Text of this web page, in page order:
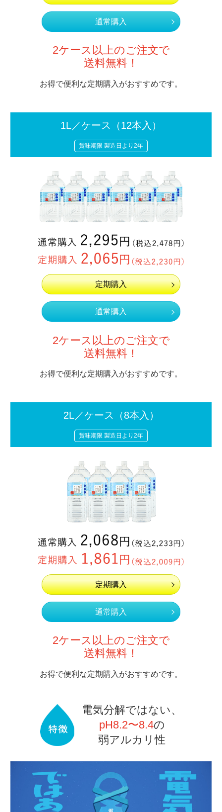
通常購入
2ケース以上のご注文で
送料無料！
お得で便利な定期購入がおすすめです。
1L／ケース （12本入）
賞味期限 製造日より2年
定期購入
通常購入
2ケース以上のご注文で
送料無料！
お得で便利な定期購入がおすすめです。
2L／ケース （8本入）
賞味期限 製造日より2年
定期購入
通常購入
2ケース以上のご注文で
送料無料！
お得で便利な定期購入がおすすめです。
電気分解ではない、
pH8.2〜8.4の
弱アルカリ性